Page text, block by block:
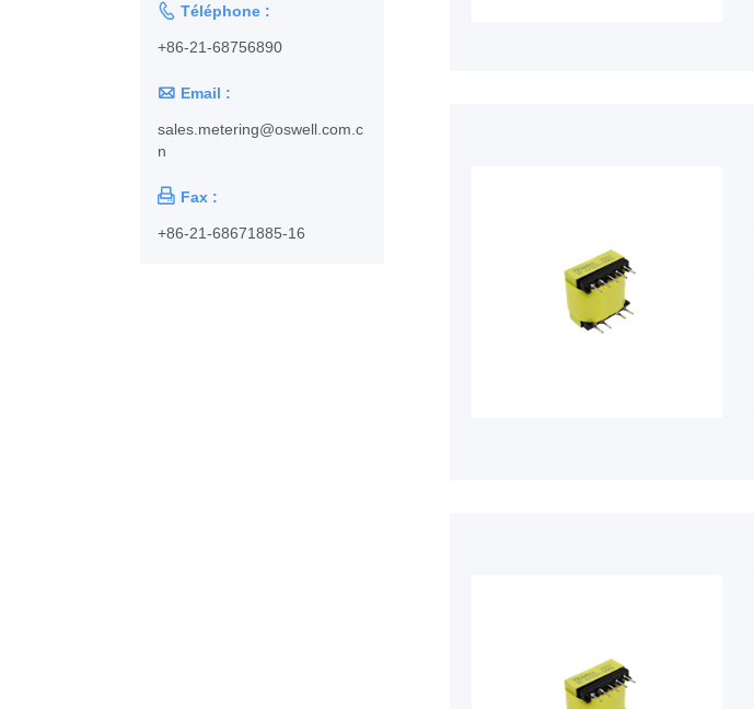
 Téléphone :
+86-21-68756890
 Email :
sales.metering@oswell.com.c
n
 Fax :
+86-21-68671885-16